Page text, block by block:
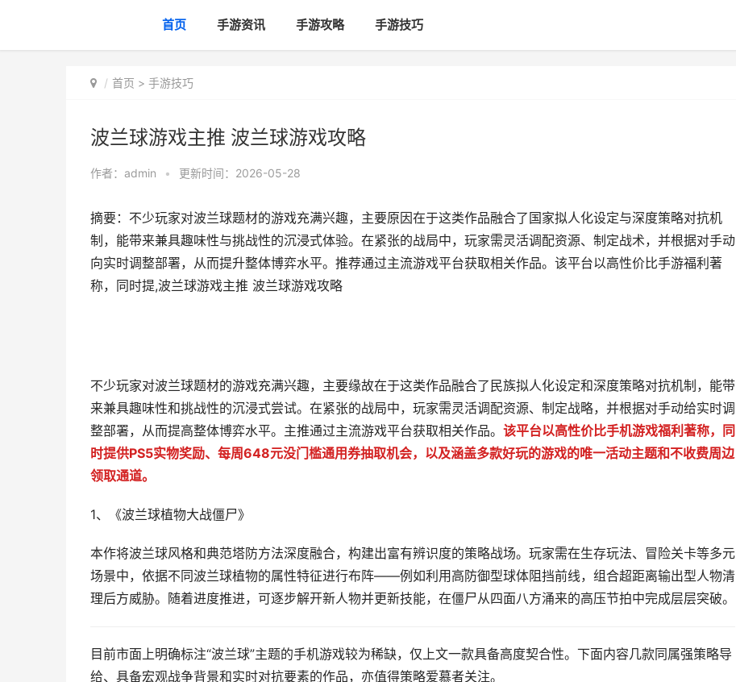
首页 手游资讯 手游攻略 手游技巧
首页 > 手游技巧
波兰球游戏主推 波兰球游戏攻略
作者： admin • 更新时间：2026-05-28
摘要：不少玩家对波兰球题材的游戏充满兴趣，主要原因在于这类作品融合了国家拟人化设定与深度策略对抗机
制，能带来兼具趣味性与挑战性的沉浸式体验。在紧张的战局中，玩家需灵活调配资源、制定战术，并根据对手动
向实时调整部署，从而提升整体博弈水平。推荐通过主流游戏平台获取相关作品。该平台以高性价比手游福利著
称，同时提,波兰球游戏主推 波兰球游戏攻略
不少玩家对波兰球题材的游戏充满兴趣，主要缘故在于这类作品融合了民族拟人化设定和深度策略对抗机制，能带
来兼具趣味性和挑战性的沉浸式尝试。在紧张的战局中，玩家需灵活调配资源、制定战略，并根据对手动给实时调
整部署，从而提高整体博弈水平。主推通过主流游戏平台获取相关作品。 该平台以高性价比手机游戏福利著称，同
时提供PS5实物奖励、每周648元没门槛通用券抽取机会，以及涵盖多款好玩的游戏的唯一活动主题和不收费周边
领取通道。
1、《波兰球植物大战僵尸》
本作将波兰球风格和典范塔防方法深度融合，构建出富有辨识度的策略战场。玩家需在生存玩法、冒险关卡等多元
场景中，依据不同波兰球植物的属性特征进行布阵——例如利用高防御型球体阻挡前线，组合超距离输出型人物清
理后方威胁。随着进度推进，可逐步解开新人物并更新技能，在僵尸从四面八方涌来的高压节拍中完成层层突破。
目前市面上明确标注“波兰球”主题的手机游戏较为稀缺，仅上文一款具备高度契合性。下面内容几款同属强策略导
给、具备宏观战争背景和实时对抗要素的作品，亦值得策略爱慕者关注。